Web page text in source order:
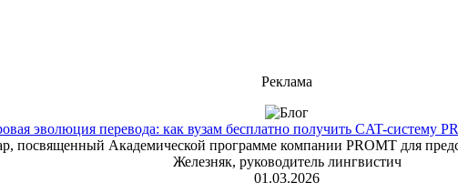
Реклама
эволюция перевода: как вузам бесплатно получить CAT-систему
посвященный Академической программе компании PROMT для
Железняк, руководитель лингвистич
01.03.2026